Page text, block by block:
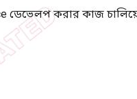
ডেভেলপ করার কাজ